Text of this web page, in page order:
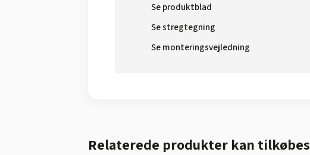
Se produktblad​
Se stregtegning
Se monteringsvejledning
Relaterede produkter kan tilkøbes​